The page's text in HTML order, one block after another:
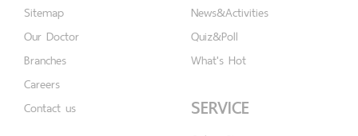
Sitemap
Our Doctor
Branches
Careers
Contact us
News&Activities
Quiz&Poll
What's Hot
SERVICE